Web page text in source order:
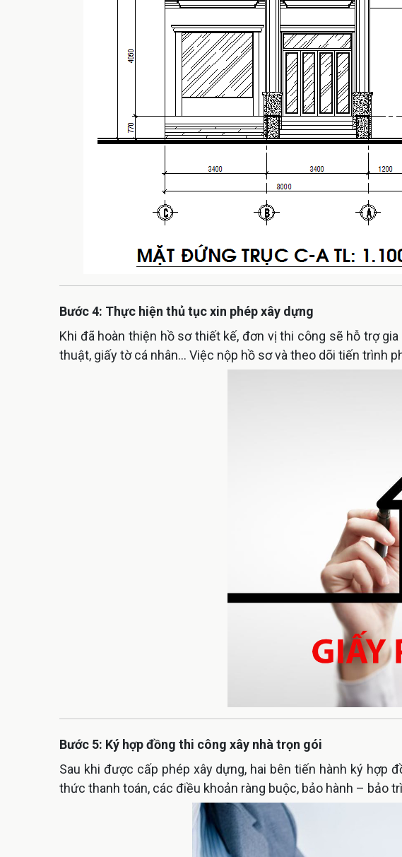
Bước 4: Thực hiện thủ tục xin phép xây dựng
Khi đã hoàn thiện hồ sơ thiết kế, đơn vị thi công sẽ hỗ trợ
thuật, giấy tờ cá nhân… Việc nộp hồ sơ và theo dõi tiến trình
Bước 5: Ký hợp đồng thi công xây nhà trọn gói
Sau khi được cấp phép xây dựng, hai bên tiến hành ký hợp
thức thanh toán, các điều khoản ràng buộc, bảo hành – bảo